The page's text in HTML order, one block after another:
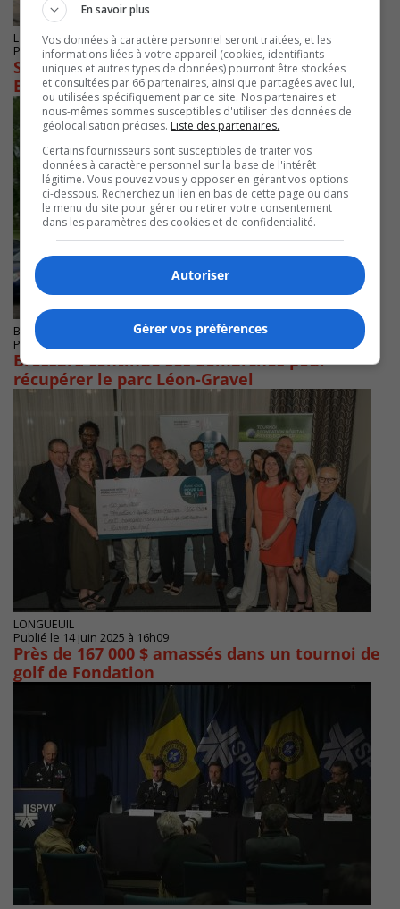
LONGUEUIL
Publié le 25 septembre 2025 à 10h41
Soutien renouvelé de la Fondation Famille Le
Blanc au cégep Édouard-Montpetit
BROSSARD
Publié le 23 septembre 2025 à 08h15
Brossard continue ses démarches pour
récupérer le parc Léon-Gravel
LONGUEUIL
Publié le 14 juin 2025 à 16h09
Près de 167 000 $ amassés dans un tournoi de
golf de Fondation
En savoir plus
Vos données à caractère personnel seront traitées, et les
informations liées à votre appareil (cookies, identifiants
uniques et autres types de données) pourront être stockées
et consultées par 66 partenaires, ainsi que partagées avec lui,
ou utilisées spécifiquement par ce site. Nos partenaires et
nous-mêmes sommes susceptibles d'utiliser des données de
géolocalisation précises. Liste des partenaires.
Certains fournisseurs sont susceptibles de traiter vos
données à caractère personnel sur la base de l'intérêt
légitime. Vous pouvez vous y opposer en gérant vos options
ci-dessous. Recherchez un lien en bas de cette page ou dans
le menu du site pour gérer ou retirer votre consentement
dans les paramètres des cookies et de confidentialité.
Autoriser
Gérer vos préférences